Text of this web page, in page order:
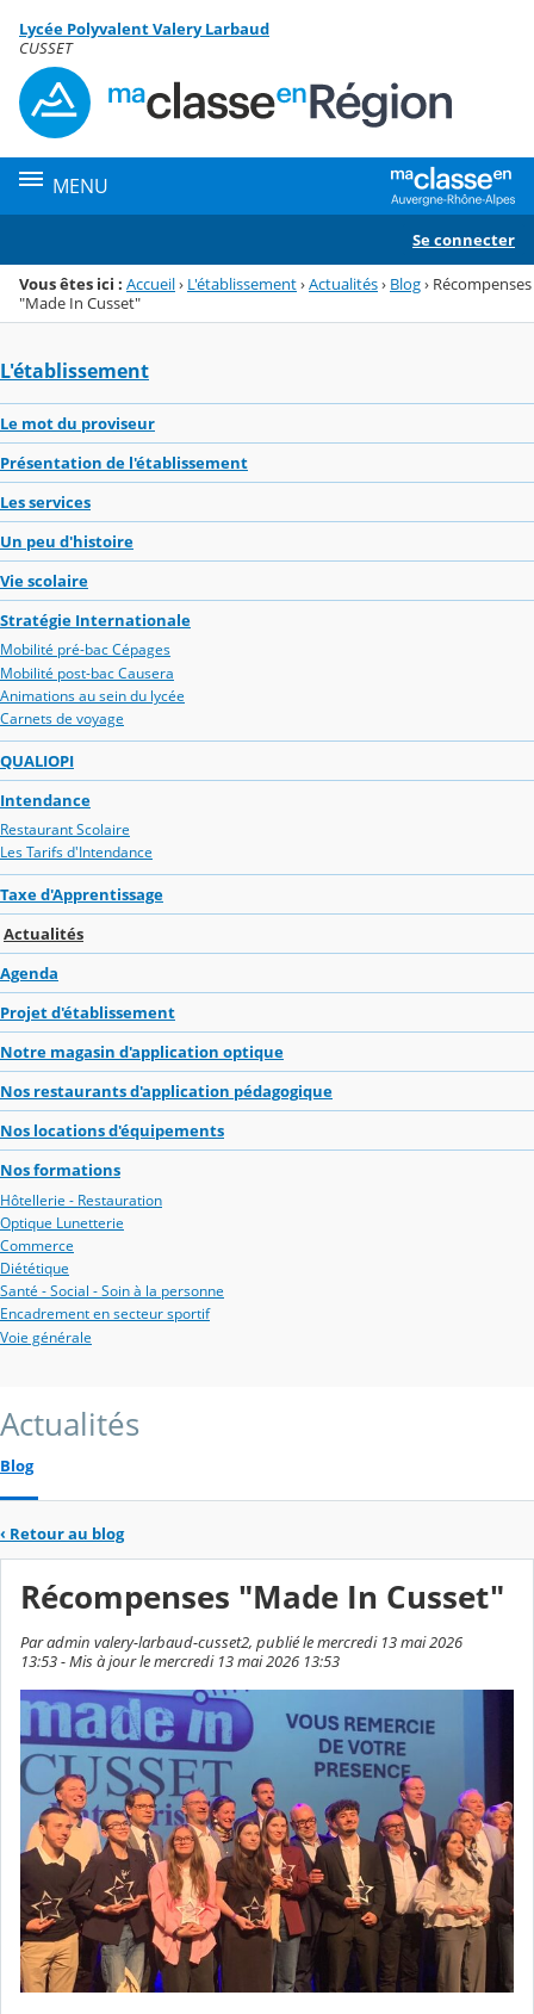
Menu de la rubrique
Contenu
Lycée Polyvalent Valery Larbaud
CUSSET
MENU
Se connecter
Vous êtes ici : Accueil› L'établissement›Actualités› Blog› Récompenses
"Made In Cusset"
L'établissement
Le mot du proviseur
Présentation de l'établissement
Les services
Un peu d'histoire
Vie scolaire
Stratégie Internationale
Mobilité pré-bac Cépages
Mobilité post-bac Causera
Animations au sein du lycée
Carnets de voyage
QUALIOPI
Intendance
Restaurant Scolaire
Les Tarifs d'Intendance
Taxe d'Apprentissage
Actualités
Agenda
Projet d'établissement
Notre magasin d'application optique
Nos restaurants d'application pédagogique
Nos locations d'équipements
Nos formations
Hôtellerie - Restauration
Optique Lunetterie
Commerce
Diététique
Santé - Social - Soin à la personne
Encadrement en secteur sportif
Voie générale
Actualités
Blog
‹ Retour au blog
Récompenses "Made In Cusset"
Par admin valery-larbaud-cusset2, publié le mercredi 13 mai 2026
13:53 - Mis à jour le mercredi 13 mai 2026 13:53